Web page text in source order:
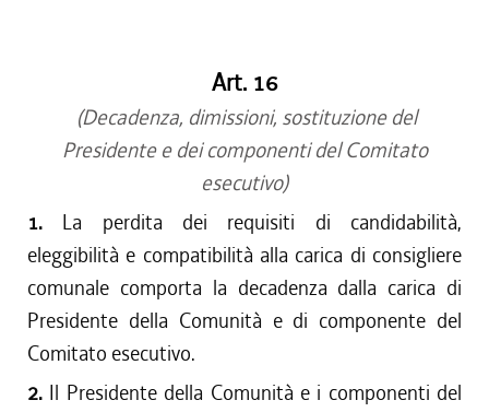
Art. 16
(Decadenza, dimissioni, sostituzione del
Presidente e dei componenti del Comitato
esecutivo)
1. La perdita dei requisiti di candidabilità,
eleggibilità e compatibilità alla carica di consigliere
comunale comporta la decadenza dalla carica di
Presidente della Comunità e di componente del
Comitato esecutivo.
2. Il Presidente della Comunità e i componenti del